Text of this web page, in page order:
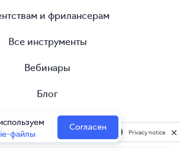
и фрилансерам
Все инструменты
Вебинары
Блог
Помощь
файлы
Согласен Privacy notice